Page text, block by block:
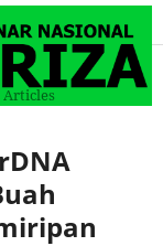
Articles